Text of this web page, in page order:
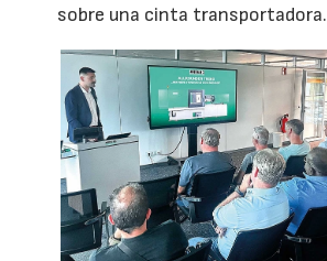
sobre una cinta transportadora.